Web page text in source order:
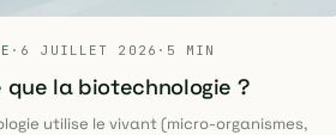
· 6 JUILLET 2026 · 5 MIN
que la biotechnologie ?
utilise le vivant (micro-organismes,